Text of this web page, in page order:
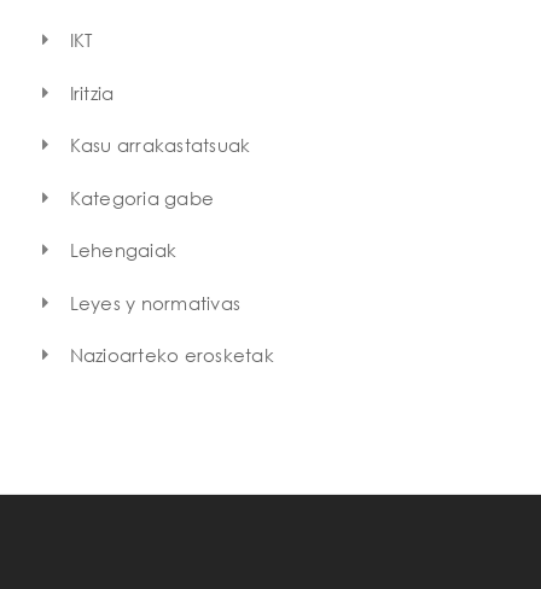
IKT
Iritzia
Kasu arrakastatsuak
Kategoria gabe
Lehengaiak
Leyes y normativas
Nazioarteko erosketak